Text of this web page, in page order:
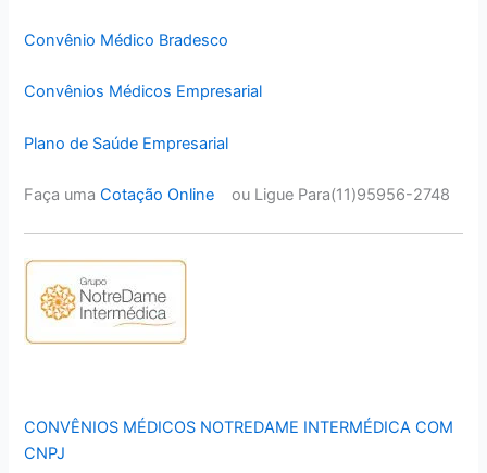
Convênio Médico Bradesco
Convênios Médicos Empresarial
Plano de Saúde Empresarial
Faça umaCotação Online ou Ligue Para(11)95956-2748
CONVÊNIOS MÉDICOS NOTREDAME INTERMÉDICA COM
CNPJ